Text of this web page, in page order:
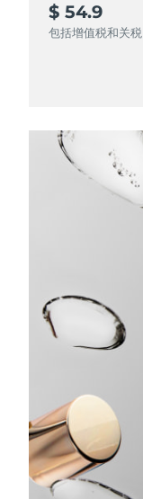
$ 54.9
包括增值税和关税